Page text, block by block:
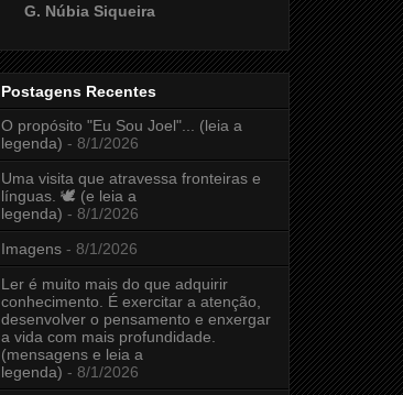
G. Núbia Siqueira
Postagens Recentes
O propósito "Eu Sou Joel"... (leia a
legenda) - 8/1/2026
Uma visita que atravessa fronteiras e
línguas. 🕊️ (e leia a
legenda) - 8/1/2026
Imagens - 8/1/2026
Ler é muito mais do que adquirir
conhecimento. É exercitar a atenção,
desenvolver o pensamento e enxergar
a vida com mais profundidade.
(mensagens e leia a
legenda) - 8/1/2026